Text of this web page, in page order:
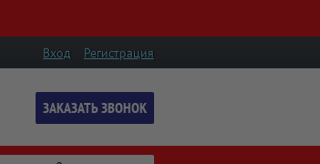
Вход Регистрация
ЗАКАЗАТЬ ЗВОНОК